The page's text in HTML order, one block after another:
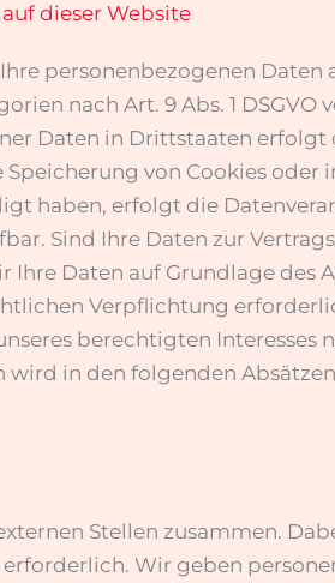
dieser Website
personenbezogenen Daten
nach Art. 9 Abs. 1
Daten in Drittstaaten erfolgt
Speicherung von Cookies oder
haben, erfolgt die
Sind Ihre Daten zur
Daten auf Grundlage des
Verpflichtung
berechtigten Interesses
in den folgenden
Stellen zusammen.
Wir geben